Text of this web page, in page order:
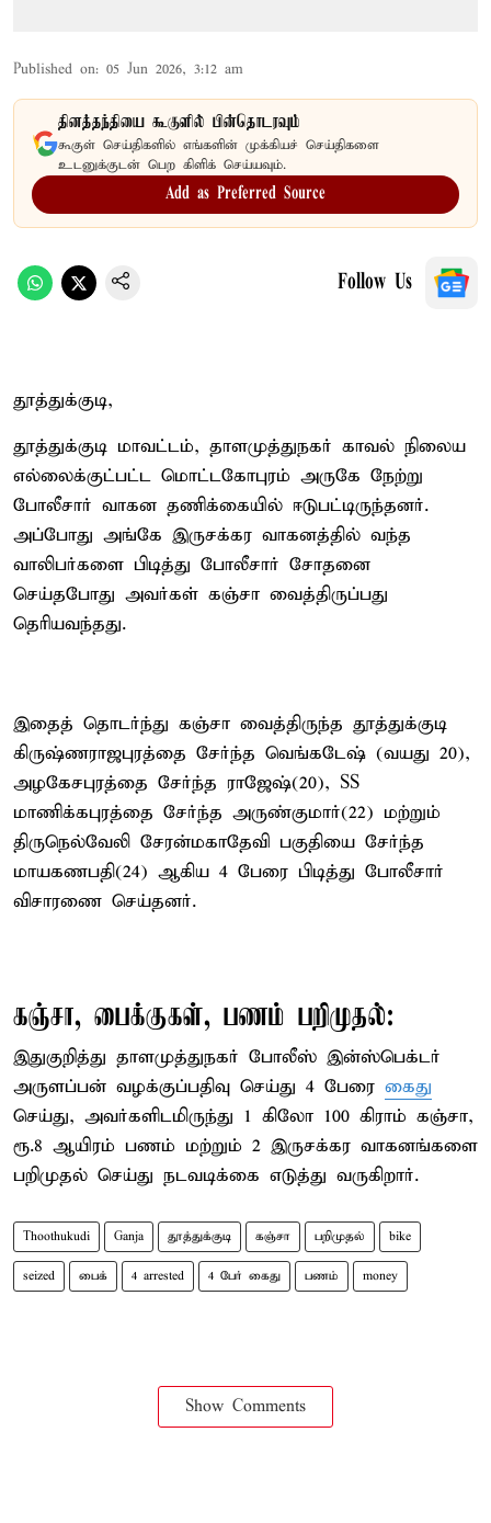
Published on: 05 Jun 2026, 3:12 am
தினத்தந்தியை கூகுளில் பின்தொடரவும்
கூகுள் செய்திகளில் எங்களின் முக்கியச் செய்திகளை
உடனுக்குடன் பெற கிளிக் செய்யவும்.
Add as Preferred Source
Follow Us
தூத்துக்குடி,
தூத்துக்குடி மாவட்டம், தாளமுத்துநகர் காவல் நிலைய
எல்லைக்குட்பட்ட மொட்டகோபுரம் அருகே நேற்று
போலீசார் வாகன தணிக்கையில் ஈடுபட்டிருந்தனர்.
அப்போது அங்கே இருசக்கர வாகனத்தில் வந்த
வாலிபர்களை பிடித்து போலீசார் சோதனை
செய்தபோது அவர்கள் கஞ்சா வைத்திருப்பது
தெரியவந்தது.
இதைத் தொடர்ந்து கஞ்சா வைத்திருந்த தூத்துக்குடி
கிருஷ்ணராஜபுரத்தை சேர்ந்த வெங்கடேஷ் (வயது 20),
அழகேசபுரத்தை சேர்ந்த ராஜேஷ்(20), SS
மாணிக்கபுரத்தை சேர்ந்த அருண்குமார்(22) மற்றும்
திருநெல்வேலி சேரன்மகாதேவி பகுதியை சேர்ந்த
மாயகணபதி(24) ஆகிய 4 பேரை பிடித்து போலீசார்
விசாரணை செய்தனர்.
கஞ்சா, பைக்குகள், பணம் பறிமுதல்:
இதுகுறித்து தாளமுத்துநகர் போலீஸ் இன்ஸ்பெக்டர்
அருளப்பன் வழக்குப்பதிவு செய்து 4 பேரை கைது
செய்து, அவர்களிடமிருந்து 1 கிலோ 100 கிராம் கஞ்சா,
ரூ.8 ஆயிரம் பணம் மற்றும் 2 இருசக்கர வாகனங்களை
பறிமுதல் செய்து நடவடிக்கை எடுத்து வருகிறார்.
Thoothukudi Ganja தூத்துக்குடி கஞ்சா பறிமுதல் bike
seized பைக் 4 arrested 4 பேர் கைது பணம் money
Show Comments